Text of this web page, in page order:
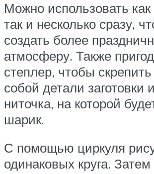
Можно использовать как
так и несколько сразу,
создать более
атмосферу. Также
степлер, чтобы
собой детали заготовки
ниточка, на которой
шарик.
С помощью циркуля
одинаковых круга. Затем